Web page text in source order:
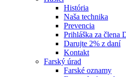
História
Naša technika
Prevencia
Prihláška za člena
Darujte 2% z daní
Kontakt
Farský úrad
Farské oznamy